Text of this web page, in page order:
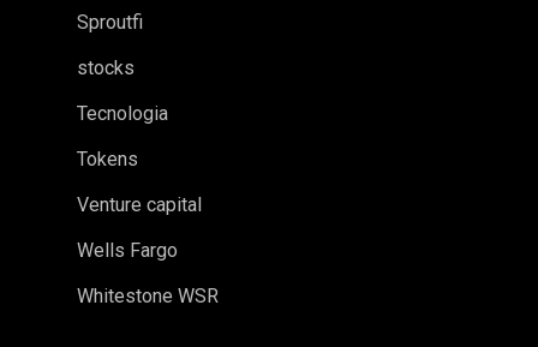
Sproutfi
stocks
Tecnologia
Tokens
Venture capital
Wells Fargo
Whitestone WSR